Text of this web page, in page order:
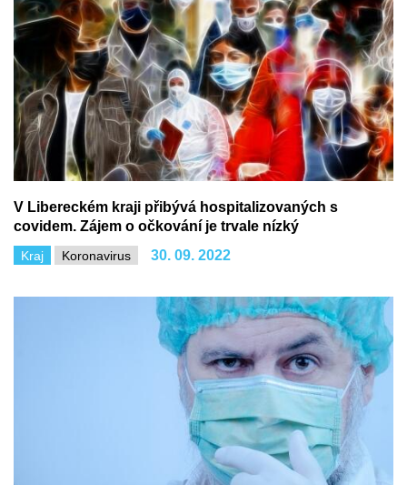
V Libereckém kraji přibývá hospitalizovaných s
covidem. Zájem o očkování je trvale nízký
Koronavirus
Kraj 30. 09. 2022